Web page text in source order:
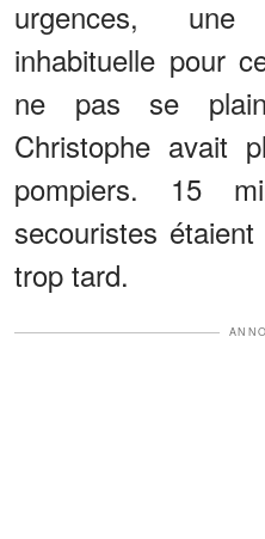
urgences, une
inhabituelle pour
ne pas se
Christophe avait
pompiers. 15
secouristes
trop tard.